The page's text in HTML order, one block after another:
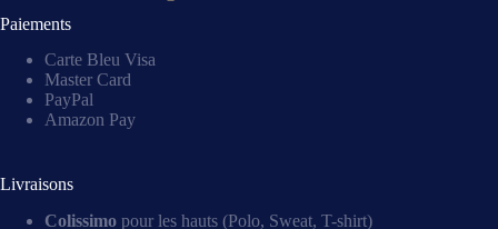
Paiements
Carte Bleu Visa
Master Card
PayPal
Amazon Pay
Livraisons
Colissimo pour les hauts (Polo, Sweat, T-shirt)